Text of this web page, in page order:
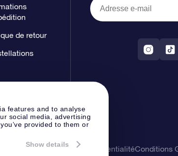
features and to analyse
social media, advertising
provided to them or
Show details
de retour
presseDéclaration de confidentialitéConditions